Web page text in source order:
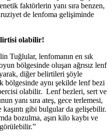
faktörlerin yanı sıra benzen,
de lenfoma gelişiminde
olabilir!
Tuğlular, lenfomanın en sık
bölgesinde oluşan ağrısız lenf
diğer belirtileri şöyle
bölgesinde aynı şekilde lenf bezi
olabilir. Lenf bezleri, sert ve
yanı sıra ateş, gece terlemesi,
gibi bulgular da gelişebilir.
bozulma, aşırı kilo kaybı ve